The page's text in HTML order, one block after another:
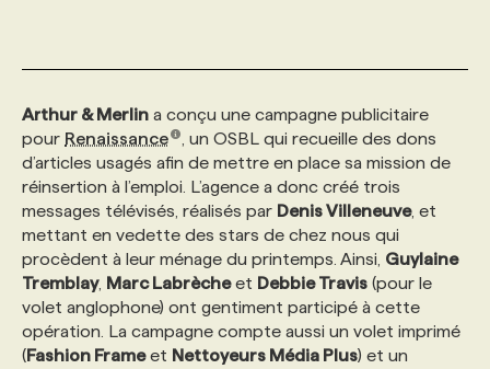
INITIATIVES NUMÉRIQUES
PRIX ET DISTINCTIONS
TENDANCES
MARKETING DURABLE
GEO/SEO
ÉVÉNEMENTIEL
NOS AUTEUR‧RICES
ANNONCEZ AVEC NOUS
PROFIL ENTREPRISE
FAQ
ANNONCEZ AVEC NOUS
PROFIL CANDIDAT
ANNONCEZ AVEC NOUS
NOS PARCOURS DE FORMATIONS
FORMATIONS PERSONNALISÉES
NOS FORMATEUR‧RICES
POURQUOI CHOISIR NOS FORMATIONS
SERVICE DE CHASSE DE TÊTE
NOS TARIFS
NOS EXPERTISES
FAQ
Arthur & Merlin a conçu une campagne publicitaire
pour Renaissance
, un OSBL qui recueille des dons
d’articles usagés afin de mettre en place sa mission de
réinsertion à l’emploi. L’agence a donc créé trois
messages télévisés, réalisés par Denis Villeneuve, et
mettant en vedette des stars de chez nous qui
procèdent à leur ménage du printemps. Ainsi, Guylaine
Tremblay, Marc Labrècheet Debbie Travis (pour le
volet anglophone) ont gentiment participé à cette
opération. La campagne compte aussi un volet imprimé
(Fashion Frameet Nettoyeurs Média Plus) et un